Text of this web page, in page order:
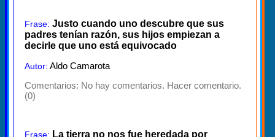
Frase: Justo cuando uno descubre que sus
padres tenían razón, sus hijos empiezan a
decirle que uno está equivocado
Autor: Aldo Camarota
Comentarios: No hay comentarios. Hacer comentario.
(0)
Frase: La tierra no nos fue heredada por